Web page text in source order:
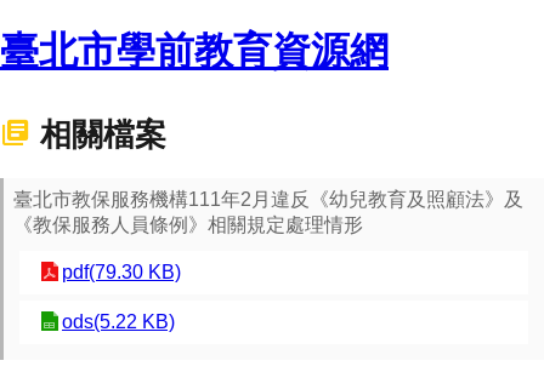
臺北市學前教育資源網
相關檔案
臺北市教保服務機構111年2月違反《幼兒教育及照顧法》及
《教保服務人員條例》相關規定處理情形
pdf(79.30 KB)
ods(5.22 KB)